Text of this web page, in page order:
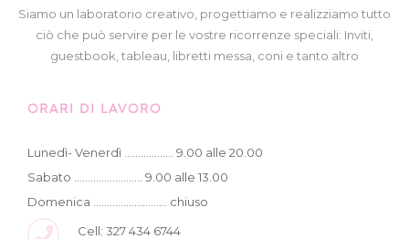
Siamo un laboratorio creativo, progettiamo e realizziamo tutto
ciò che può servire per le vostre ricorrenze speciali: Inviti,
guestbook, tableau, libretti messa, coni e tanto altro
ORARI DI LAVORO
Lunedì- Venerdì .................. 9.00 alle 20.00
Sabato ......................... 9.00 alle 13.00
Domenica ........................... chiuso
Cell: 327 434 6744